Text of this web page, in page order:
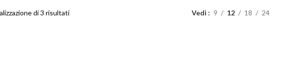
di 3 risultati Vedi 9 12 18 24